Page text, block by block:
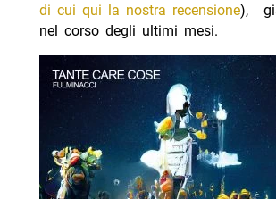
di cui qui la nostra recensione),
nel corso degli ultimi mesi.